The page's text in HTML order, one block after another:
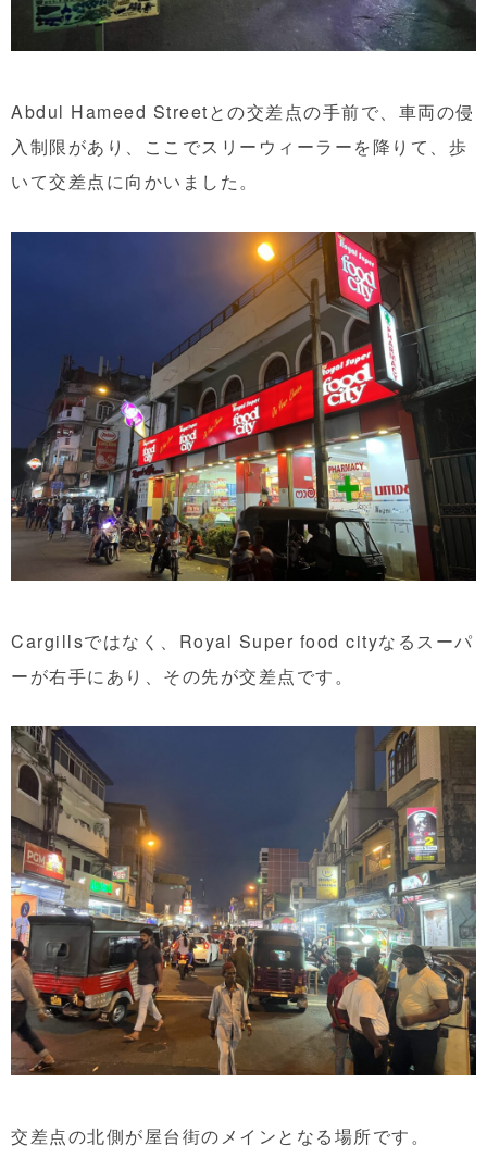
Abdul Hameed Streetとの交差点の手前で、車両の侵
入制限があり、ここでスリーウィーラーを降りて、歩
いて交差点に向かいました。
Cargillsではなく、Royal Super food cityなるスーパ
ーが右手にあり、その先が交差点です。
交差点の北側が屋台街のメインとなる場所です。